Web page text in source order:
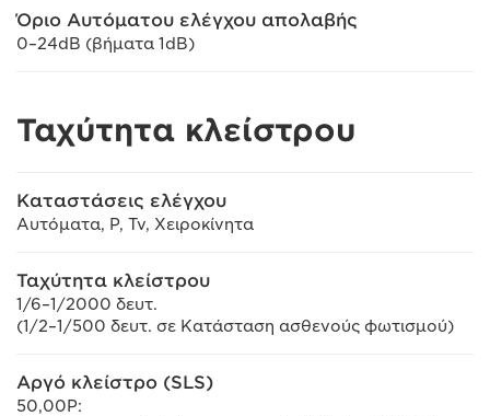
Όριο Αυτόματου ελέγχου απολαβής
0–24dB (βήματα 1dB)
Ταχύτητα κλείστρου
Καταστάσεις ελέγχου
Αυτόματα, P, Tv, Χειροκίνητα
Ταχύτητα κλείστρου
1/6–1/2000 δευτ.
(1/2–1/500 δευτ. σε Κατάσταση ασθενούς φωτισμού)
Αργό κλείστρο (SLS)
50,00P: